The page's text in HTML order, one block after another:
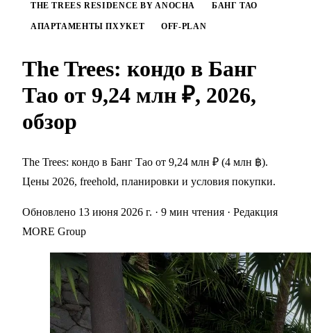
THE TREES RESIDENCE BY ANOCHA БАНГ ТАО
АПАРТАМЕНТЫ ПХУКЕТ OFF-PLAN
The Trees: кондо в Банг
Тао от 9,24 млн ₽, 2026,
обзор
The Trees: кондо в Банг Тао от 9,24 млн ₽ (4 млн ฿).
Цены 2026, freehold, планировки и условия покупки.
Обновлено 13 июня 2026 г. · 9 мин чтения · Редакция
MORE Group